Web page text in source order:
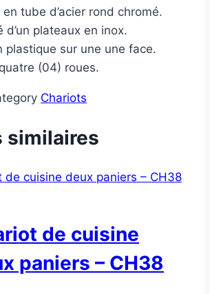
tube d’acier rond chromé.
d’un plateaux en inox.
plastique sur une une face.
(04) roues.
Chariots
similaires
de cuisine
paniers – CH38